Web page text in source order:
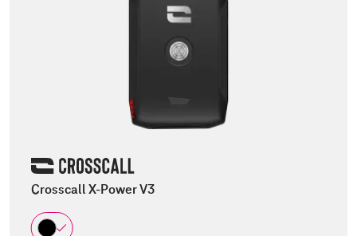
Crosscall X-Power V3